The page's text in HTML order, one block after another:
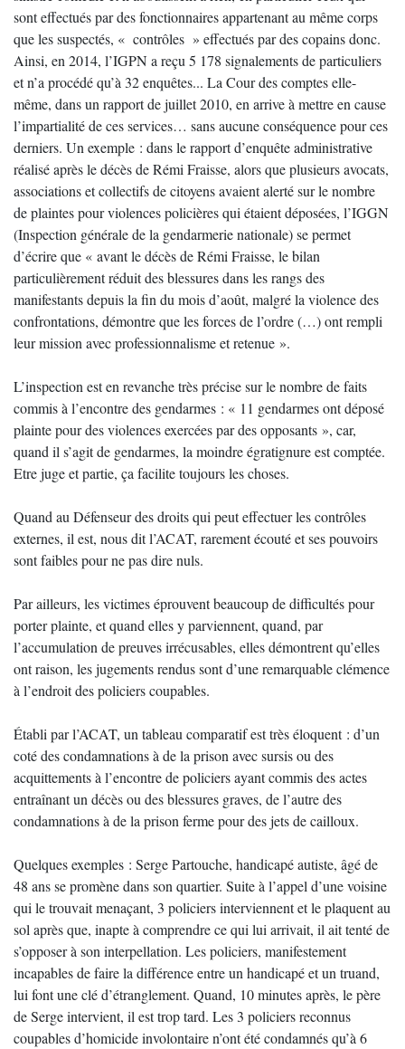
sont effectués par des fonctionnaires appartenant au même corps
que les suspectés, « contrôles » effectués par des copains donc.
Ainsi, en 2014, l’IGPN a reçu 5 178 signalements de particuliers
et n’a procédé qu’à 32 enquêtes... La Cour des comptes elle-
même, dans un rapport de juillet 2010, en arrive à mettre en cause
l’impartialité de ces services… sans aucune conséquence pour ces
derniers. Un exemple : dans le rapport d’enquête administrative
réalisé après le décès de Rémi Fraisse, alors que plusieurs avocats,
associations et collectifs de citoyens avaient alerté sur le nombre
de plaintes pour violences policières qui étaient déposées, l’IGGN
(Inspection générale de la gendarmerie nationale) se permet
d’écrire que « avant le décès de Rémi Fraisse, le bilan
particulièrement réduit des blessures dans les rangs des
manifestants depuis la fin du mois d’août, malgré la violence des
confrontations, démontre que les forces de l’ordre (…) ont rempli
leur mission avec professionnalisme et retenue ».
L’inspection est en revanche très précise sur le nombre de faits
commis à l’encontre des gendarmes : « 11 gendarmes ont déposé
plainte pour des violences exercées par des opposants », car,
quand il s’agit de gendarmes, la moindre égratignure est comptée.
Etre juge et partie, ça facilite toujours les choses.
Quand au Défenseur des droits qui peut effectuer les contrôles
externes, il est, nous dit l’ACAT, rarement écouté et ses pouvoirs
sont faibles pour ne pas dire nuls.
Par ailleurs, les victimes éprouvent beaucoup de difficultés pour
porter plainte, et quand elles y parviennent, quand, par
l’accumulation de preuves irrécusables, elles démontrent qu’elles
ont raison, les jugements rendus sont d’une remarquable clémence
à l’endroit des policiers coupables.
Établi par l’ACAT, un tableau comparatif est très éloquent : d’un
coté des condamnations à de la prison avec sursis ou des
acquittements à l’encontre de policiers ayant commis des actes
entraînant un décès ou des blessures graves, de l’autre des
condamnations à de la prison ferme pour des jets de cailloux.
Quelques exemples : Serge Partouche, handicapé autiste, âgé de
48 ans se promène dans son quartier. Suite à l’appel d’une voisine
qui le trouvait menaçant, 3 policiers interviennent et le plaquent au
sol après que, inapte à comprendre ce qui lui arrivait, il ait tenté de
s’opposer à son interpellation. Les policiers, manifestement
incapables de faire la différence entre un handicapé et un truand,
lui font une clé d’étranglement. Quand, 10 minutes après, le père
de Serge intervient, il est trop tard. Les 3 policiers reconnus
coupables d’homicide involontaire n’ont été condamnés qu’à 6